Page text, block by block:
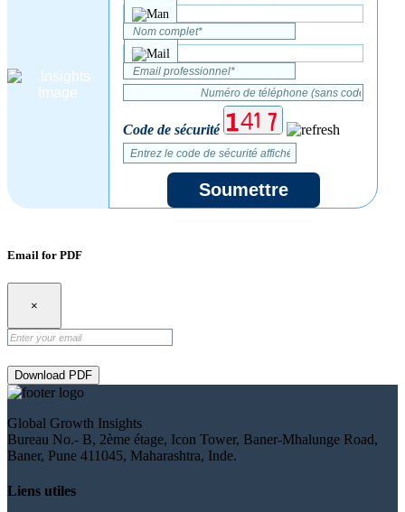
Code de sécurité
Soumettre
Email for PDF
×
Download PDF
Global Growth Insights
Bureau No.- B, 2ème étage, Icon Tower, Baner-Mhalunge Road,
Baner, Pune 411045, Maharashtra, Inde.
Liens utiles